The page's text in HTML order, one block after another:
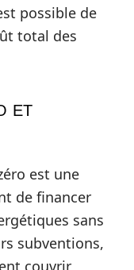
possible de
total des
ET
est une
de financer
sans
subventions,
couvrir